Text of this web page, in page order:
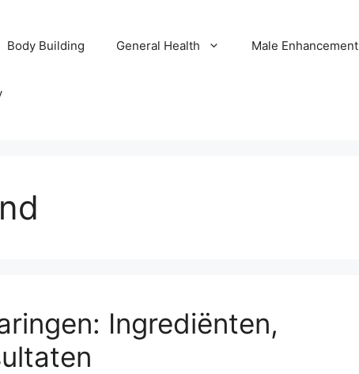
Body Building General Health Male Enhancement
Ingrediënten,